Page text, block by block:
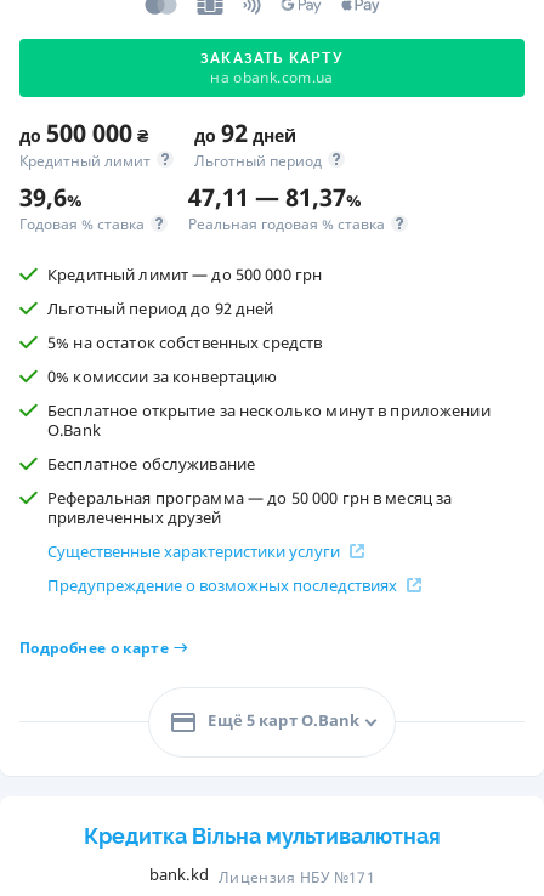
ЗАКАЗАТЬ КАРТУ
на obank.com.ua
до 500 000 ₴
Кредитный лимит
до 92 дней
Льготный период
39,6%
Годовая % ставка
47,11 — 81,37%
Реальная годовая % ставка
Кредитный лимит — до 500 000 грн
Льготный период до 92 дней
5% на остаток собственных средств
0% комиссии за конвертацию
Бесплатное открытие за несколько минут в приложении
O.Bank
Бесплатное обслуживание
Реферальная программа — до 50 000 грн в месяц за
привлеченных друзей
Существенные характеристики услуги
Предупреждение о возможных последствиях
Подробнее о карте
Ещё 5 карт O.Bank
Кредитка Вільна мультивалютная
bank.kd Лицензия НБУ №171